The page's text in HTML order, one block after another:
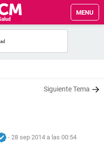
MENU
Siguiente Tema
- 28 sep 2014 a las 00:54